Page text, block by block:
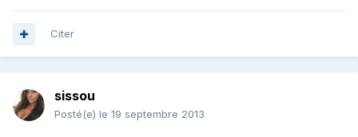
Citer
sissou
Posté(e) le 19 septembre 2013